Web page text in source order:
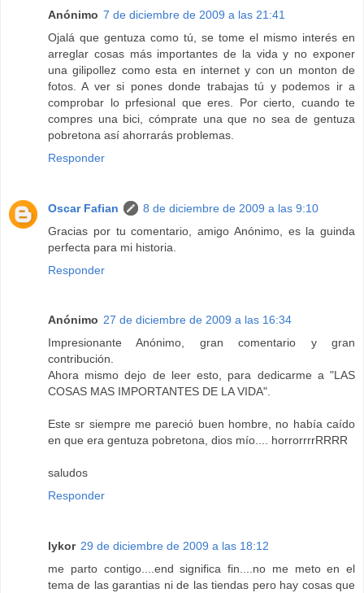
Anónimo 7 de diciembre de 2009 a las 21:41
Ojalá que gentuza como tú, se tome el mismo interés en
arreglar cosas más importantes de la vida y no exponer
una gilipollez como esta en internet y con un monton de
fotos. A ver si pones donde trabajas tú y podemos ir a
comprobar lo prfesional que eres. Por cierto, cuando te
compres una bici, cómprate una que no sea de gentuza
pobretona así ahorrarás problemas.
Responder
Oscar Fafian
8 de diciembre de 2009 a las 9:10
Gracias por tu comentario, amigo Anónimo, es la guinda
perfecta para mi historia.
Responder
Anónimo 27 de diciembre de 2009 a las 16:34
Impresionante Anónimo, gran comentario y gran
contribución.
Ahora mismo dejo de leer esto, para dedicarme a "LAS
COSAS MAS IMPORTANTES DE LA VIDA".
Este sr siempre me pareció buen hombre, no había caído
en que era gentuza pobretona, dios mío.... horrorrrrRRRR
saludos
Responder
lykor 29 de diciembre de 2009 a las 18:12
me parto contigo....end significa fin....no me meto en el
tema de las garantias ni de las tiendas pero hay cosas que